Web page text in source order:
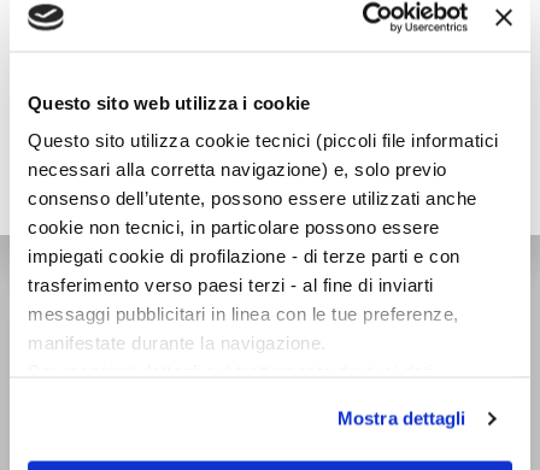
Questo sito web utilizza i cookie
Questo sito utilizza cookie tecnici (piccoli file informatici
necessari alla corretta navigazione) e, solo previo
consenso dell’utente, possono essere utilizzati anche
cookie non tecnici, in particolare possono essere
impiegati cookie di profilazione - di terze parti e con
trasferimento verso paesi terzi - al fine di inviarti
messaggi pubblicitari in linea con le tue preferenze,
manifestate durante la navigazione.
scelte privacy sui cookie, ti invitiamo a prendere visione
dell’informativa cookie.
Mostra dettagli
precedenti, che verrà pubblicata poche settimane dopo la
CLASSICI DELLA LETTERATURA EUROPEA